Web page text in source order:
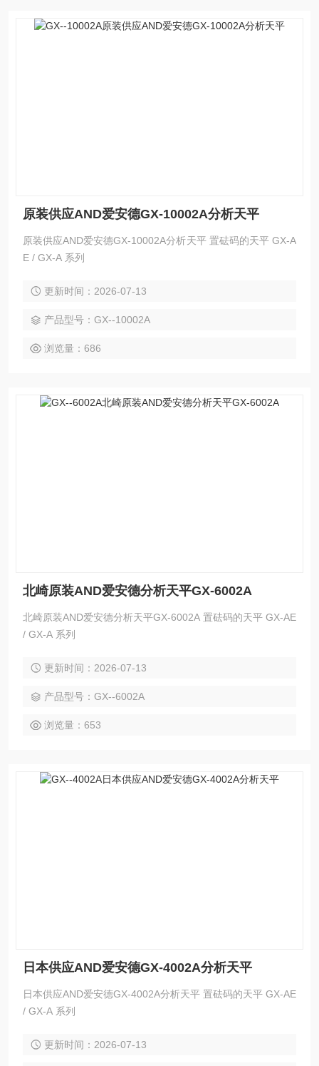
原装供应AND爱安德GX-10002A分析天平
原装供应AND爱安德GX-10002A分析天平 置砝码的天平 GX-A
E / GX-A 系列
更新时间：2026-07-13
产品型号：GX--10002A
浏览量：686
北崎原装AND爱安德分析天平GX-6002A
北崎原装AND爱安德分析天平GX-6002A 置砝码的天平 GX-AE
/ GX-A 系列
更新时间：2026-07-13
产品型号：GX--6002A
浏览量：653
日本供应AND爱安德GX-4002A分析天平
日本供应AND爱安德GX-4002A分析天平 置砝码的天平 GX-AE
/ GX-A 系列
更新时间：2026-07-13